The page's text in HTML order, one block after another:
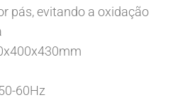
pás, evitando a oxidação
60Hz